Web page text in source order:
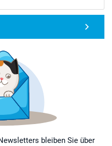
bleiben Sie über